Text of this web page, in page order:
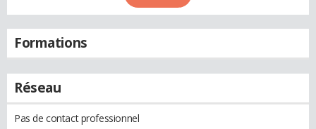
Formations
Réseau
Pas de contact professionnel